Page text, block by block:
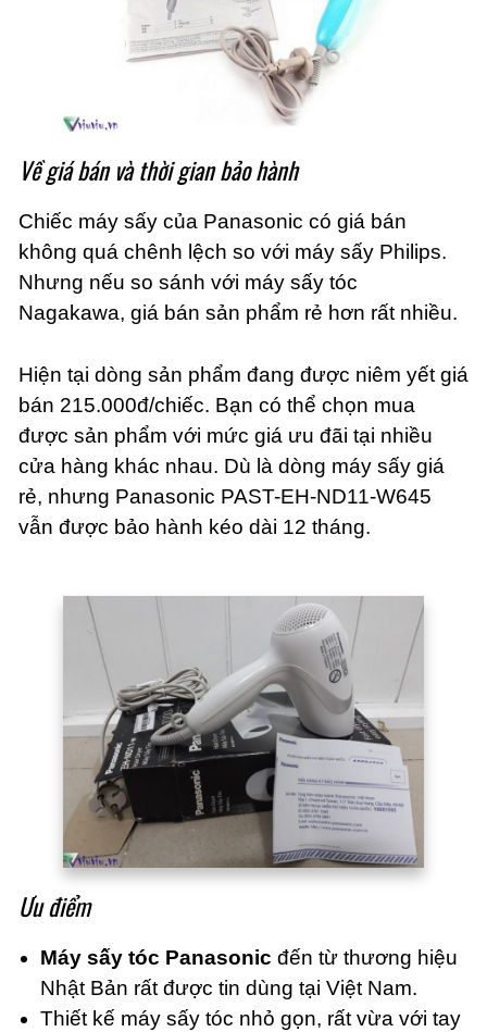
Về giá bán và thời gian bảo hành
Chiếc máy sấy của Panasonic có giá bán
không quá chênh lệch so với máy sấy Philips.
Nhưng nếu so sánh với máy sấy tóc
Nagakawa, giá bán sản phẩm rẻ hơn rất nhiều.
Hiện tại dòng sản phẩm đang được niêm yết giá
bán 215.000đ/chiếc. Bạn có thể chọn mua
được sản phẩm với mức giá ưu đãi tại nhiều
cửa hàng khác nhau. Dù là dòng máy sấy giá
rẻ, nhưng Panasonic PAST-EH-ND11-W645
vẫn được bảo hành kéo dài 12 tháng.
Ưu điểm
Máy sấy tóc Panasonic đến từ thương hiệu
Nhật Bản rất được tin dùng tại Việt Nam.
Thiết kế máy sấy tóc nhỏ gọn, rất vừa với tay